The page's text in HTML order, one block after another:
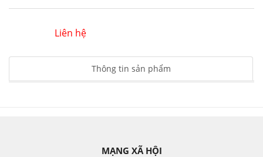
Liên hệ
Thông tin sản phẩm
MẠNG XÃ HỘI